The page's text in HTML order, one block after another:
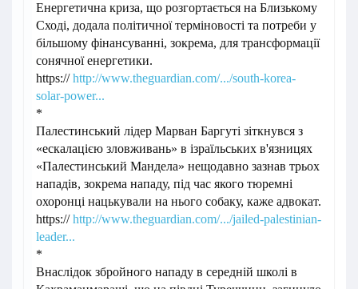
Енергетична криза, що розгортається на Близькому
Сході, додала політичної терміновості та потреби у
більшому фінансуванні, зокрема, для трансформації
сонячної енергетики.
https://http://www.theguardian.com/.../south-korea-
solar-power...
*
Палестинський лідер Марван Баргуті зіткнувся з
«ескалацією зловживань» в ізраїльських в'язницях
«Палестинський Мандела» нещодавно зазнав трьох
нападів, зокрема нападу, під час якого тюремні
охоронці нацькували на нього собаку, каже адвокат.
https://http://www.theguardian.com/.../jailed-palestinian-
leader...
*
Внаслідок збройного нападу в середній школі в